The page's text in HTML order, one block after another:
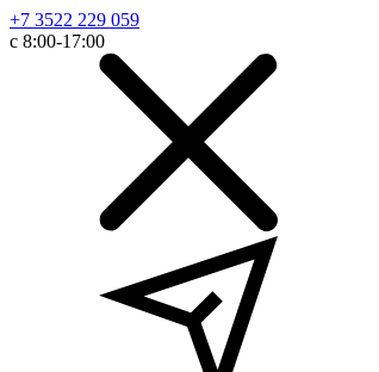
+7 3522 229 059
с 8:00-17:00